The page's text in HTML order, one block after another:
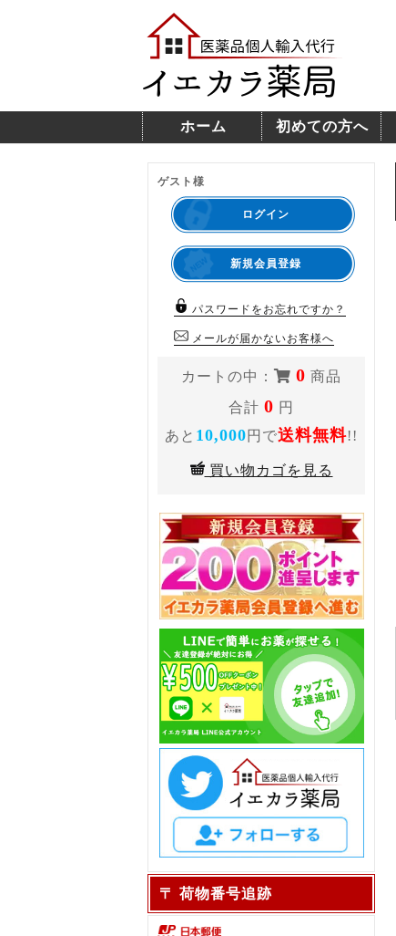
ホーム 初めての方へ
ゲスト様
ログイン
新規会員登録
パスワードをお忘れですか？
メールが届かないお客様へ
カートの中： 0 商品
合計 0 円
あと 10,000 円で送料無料!!
買い物カゴを見る
〒 荷物番号追跡